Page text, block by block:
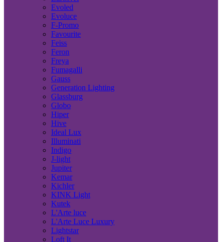
Evoled
Evoluce
F-Promo
Favourite
Feiss
Feron
Freya
Fumagalli
Gauss
Generation Lighting
Glassburg
Globo
Hiper
Hive
Ideal Lux
Illuminati
Indigo
J-light
Jupiter
Kemar
Kichler
KINK Light
Kutek
L'Arte luce
L'Arte Luce Luxury
Lightstar
Loft It